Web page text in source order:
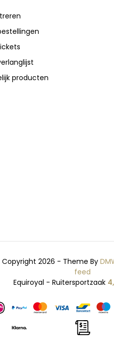
producten
2026 - Theme By
feed
Equiroyal - Ruitersportzaak